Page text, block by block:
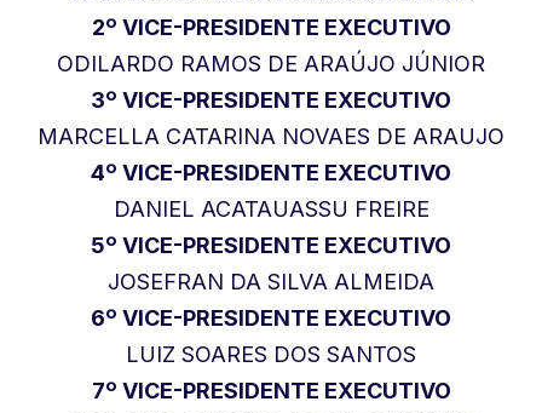
2º VICE-PRESIDENTE EXECUTIVO
ODILARDO RAMOS DE ARAÚJO JÚNIOR
3º VICE-PRESIDENTE EXECUTIVO
MARCELLA CATARINA NOVAES DE ARAUJO
4º VICE-PRESIDENTE EXECUTIVO
DANIEL ACATAUASSU FREIRE
5º VICE-PRESIDENTE EXECUTIVO
JOSEFRAN DA SILVA ALMEIDA
6º VICE-PRESIDENTE EXECUTIVO
LUIZ SOARES DOS SANTOS
7º VICE-PRESIDENTE EXECUTIVO